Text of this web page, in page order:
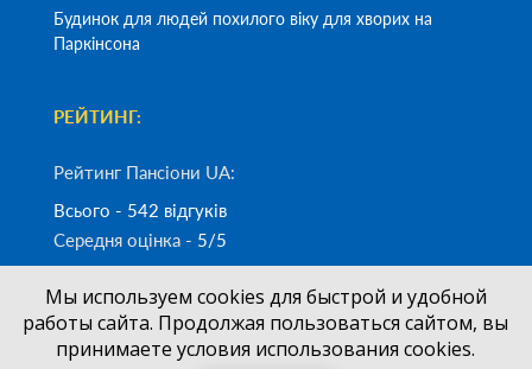
Будинок для людей похилого віку для хворих на
Паркінсона
РЕЙТИНГ:
Рейтинг Пансіони UA:
Всього - 542 відгуків
Середня оцінка - 5/5
Замовити дзвінок
Мы используем cookies для быстрой и удобной
работы сайта. Продолжая пользоваться сайтом, вы
принимаете условия использования cookies.